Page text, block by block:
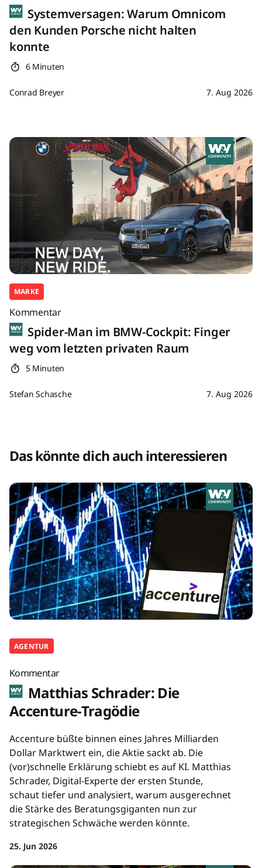
Systemversagen: Warum Omnicom
den Kunden Porsche nicht halten
konnte
6 Minuten
Conrad Breyer 7. Aug 2026
MARKE
Kommentar
Spider-Man im BMW-Cockpit: Finger
weg vom letzten privaten Raum
5 Minuten
Stefan Schasche 7. Aug 2026
Das könnte dich auch interessieren
AGENTUR
Kommentar
Matthias Schrader: Die
Accenture-Tragödie
Accenture büßte binnen eines Jahres Milliarden
Dollar Marktwert ein, die Aktie sackt ab. Die
(vor)schnelle Erklärung schiebt es auf KI. Matthias
Schrader, Digital-Experte der ersten Stunde,
schaut tiefer und analysiert, warum ausgerechnet
die Stärke des Beratungsgiganten nun zur
strategischen Schwäche werden könnte.
25. Jun 2026